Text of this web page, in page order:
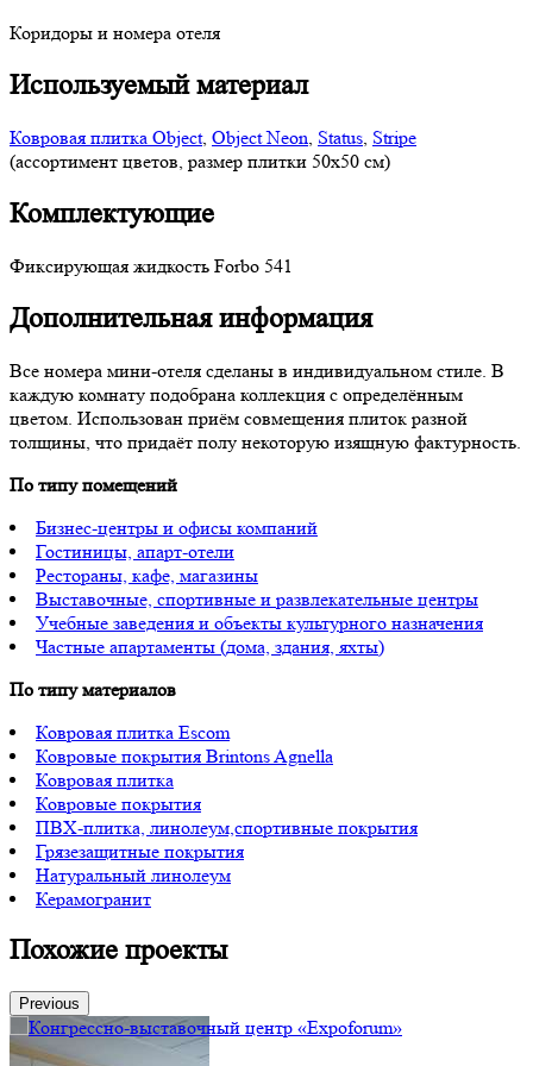
Коридоры и номера отеля
Используемый материал
Ковровая плитка Object, Object Neon, Status, Stripe
(ассортимент цветов, размер плитки 50x50 см)
Комплектующие
Фиксирующая жидкость Forbo 541
Дополнительная информация
Все номера мини-отеля сделаны в индивидуальном стиле. В
каждую комнату подобрана коллекция с определённым
цветом. Использован приём совмещения плиток разной
толщины, что придаёт полу некоторую изящную фактурность.
По типу помещений
Бизнес-центры и офисы компаний
Гостиницы, апарт-отели
Рестораны, кафе, магазины
Выставочные, спортивные и развлекательные центры
Учебные заведения и объекты культурного назначения
Частные апартаменты (дома, здания, яхты)
По типу материалов
Ковровая плитка Escom
Ковровые покрытия Brintons Agnella
Ковровая плитка
Ковровые покрытия
ПВХ-плитка, линолеум,спортивные покрытия
Грязезащитные покрытия
Натуральный линолеум
Керамогранит
Похожие проекты
Previous